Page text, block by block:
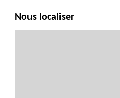
Nous localiser